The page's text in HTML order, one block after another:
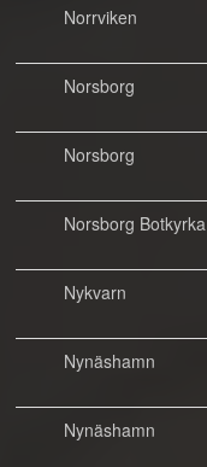
Norrviken
Norsborg
Norsborg
Norsborg Botkyrka
Nykvarn
Nynäshamn
Nynäshamn